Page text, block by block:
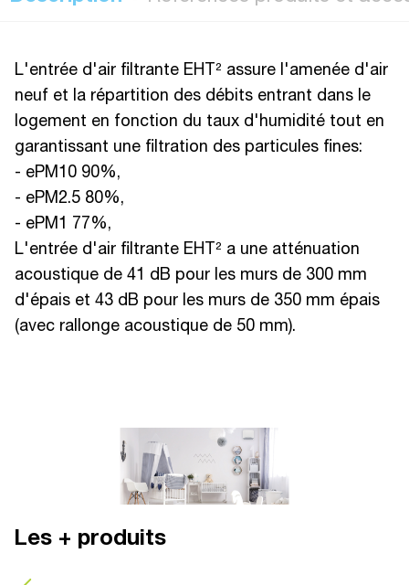
L'entrée d'air filtrante EHT² assure l'amenée d'air
neuf et la répartition des débits entrant dans le
logement en fonction du taux d'humidité tout en
garantissant une filtration des particules fines:
- ePM10 90%,
- ePM2.5 80%,
- ePM1 77%,
L'entrée d'air filtrante EHT² a une atténuation
acoustique de 41 dB pour les murs de 300 mm
d'épais et 43 dB pour les murs de 350 mm épais
(avec rallonge acoustique de 50 mm).
Les + produits